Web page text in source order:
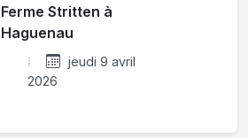
Ferme Stritten à
Haguenau
jeudi 9 avril
2026